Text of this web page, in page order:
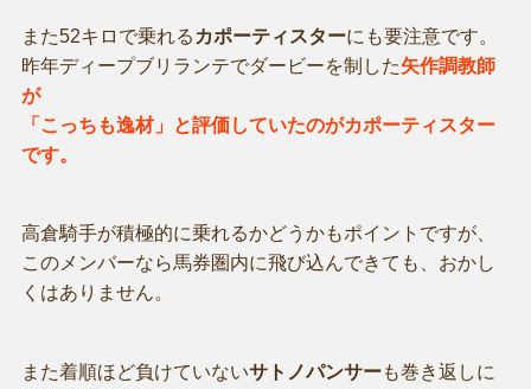
また52キロで乗れる カポーティスターにも要注意です。
昨年ディープブリランテでダービーを制した矢作調教師
が
「こっちも逸材」と評価していたのがカポーティスター
です。
高倉騎手が積極的に乗れるかどうかもポイントですが、
このメンバーなら馬券圏内に飛び込んできても、おかし
くはありません。
また着順ほど負けていないサトノパンサーも巻き返しに